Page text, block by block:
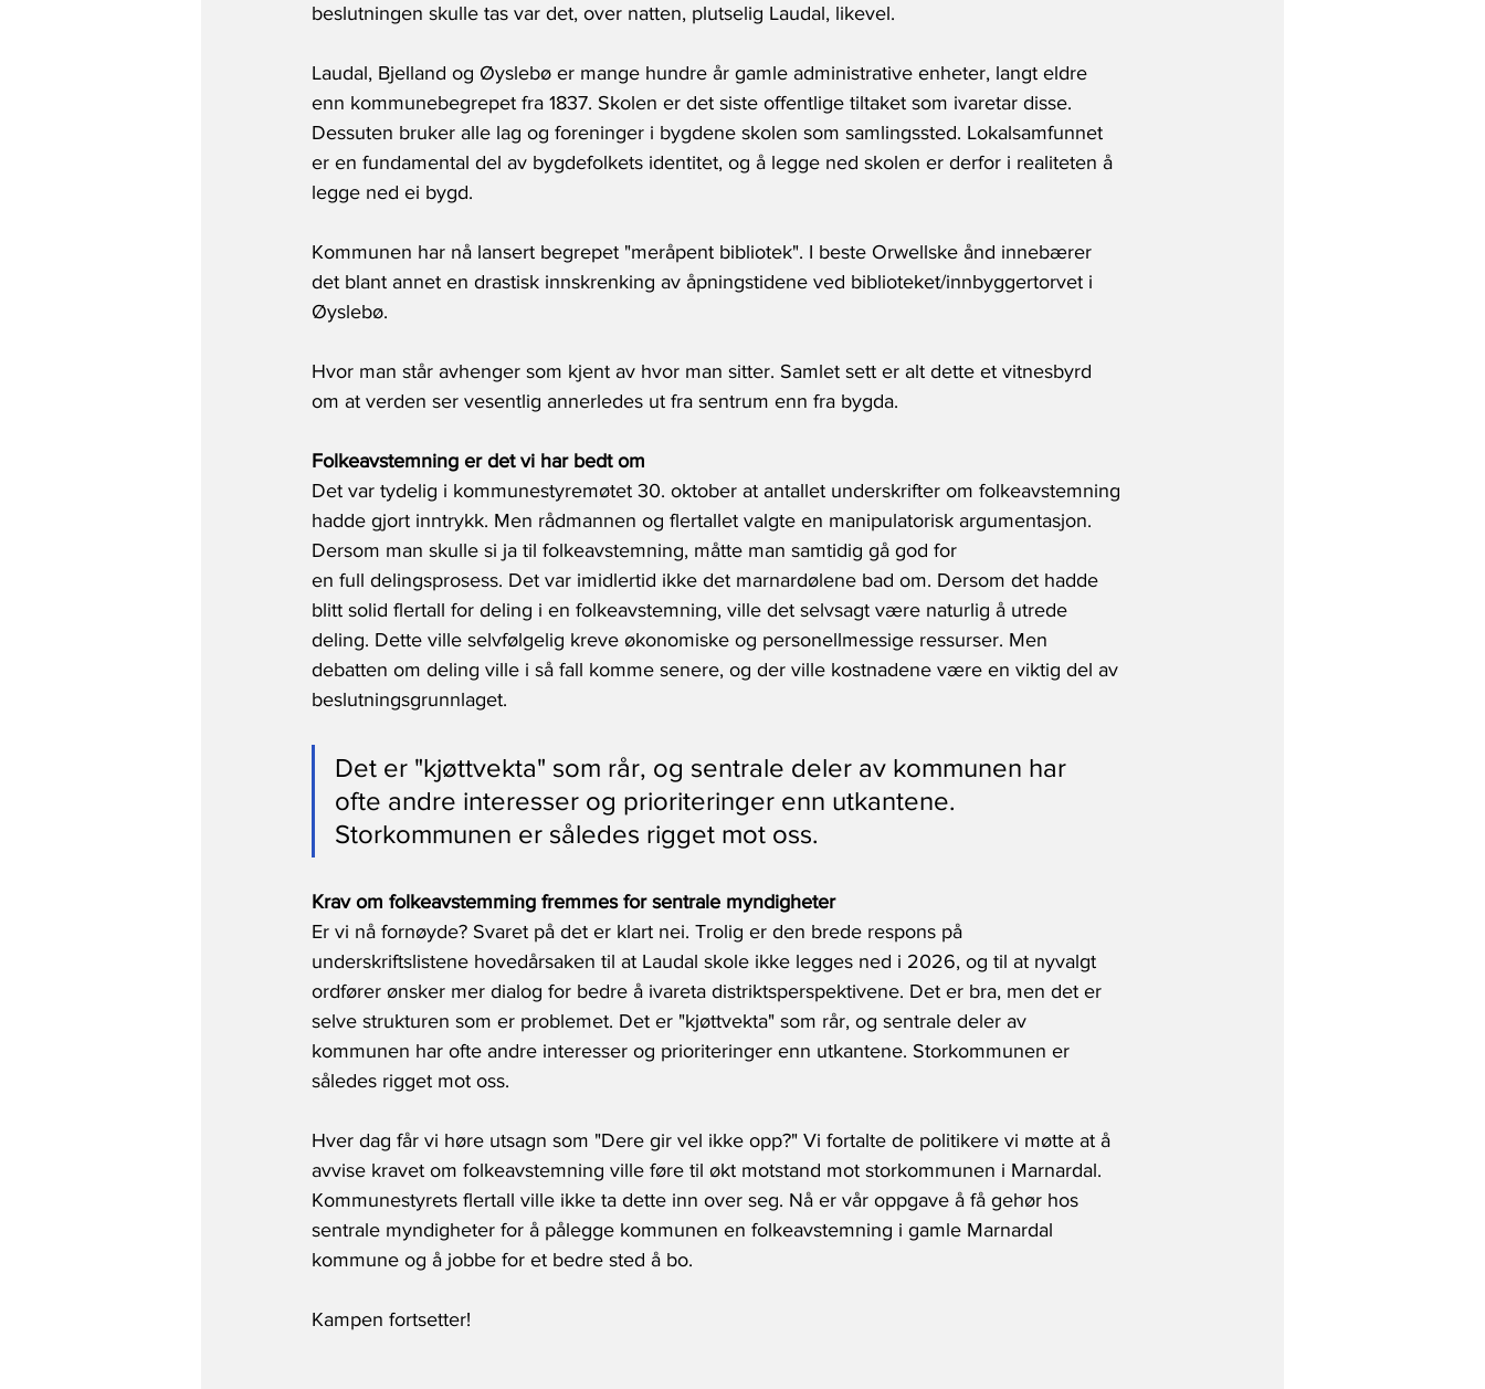
beslutningen skulle tas var det, over natten, plutselig Laudal, likevel.
Laudal, Bjelland og Øyslebø er mange hundre år gamle administrative enheter, langt eldre
enn kommunebegrepet fra 1837. Skolen er det siste offentlige tiltaket som ivaretar disse.
Dessuten bruker alle lag og foreninger i bygdene skolen som samlingssted. Lokalsamfunnet
er en fundamental del av bygdefolkets identitet, og å legge ned skolen er derfor i realiteten å
legge ned ei bygd.
Kommunen har nå lansert begrepet "meråpent bibliotek". I beste Orwellske ånd innebærer
det blant annet en drastisk innskrenking av åpningstidene ved biblioteket/innbyggertorvet i
Øyslebø.
Hvor man står avhenger som kjent av hvor man sitter. Samlet sett er alt dette et vitnesbyrd
om at verden ser vesentlig annerledes ut fra sentrum enn fra bygda.
Folkeavstemning er det vi har bedt om
Det var tydelig i kommunestyremøtet 30. oktober at antallet underskrifter om folkeavstemning
hadde gjort inntrykk. Men rådmannen og flertallet valgte en manipulatorisk argumentasjon.
Dersom man skulle si ja til folkeavstemning, måtte man samtidig gå god for
en full delingsprosess. Det var imidlertid ikke det marnardølene bad om. Dersom det hadde
blitt solid flertall for deling i en folkeavstemning, ville det selvsagt være naturlig å utrede
deling. Dette ville selvfølgelig kreve økonomiske og personellmessige ressurser. Men
debatten om deling ville i så fall komme senere, og der ville kostnadene være en viktig del av
beslutningsgrunnlaget.
Det er "kjøttvekta" som rår, og sentrale deler av kommunen har
ofte andre interesser og prioriteringer enn utkantene.
Storkommunen er således rigget mot oss.
Krav om folkeavstemming fremmes for sentrale myndigheter
Er vi nå fornøyde? Svaret på det er klart nei. Trolig er den brede respons på
underskriftslistene hovedårsaken til at Laudal skole ikke legges ned i 2026, og til at nyvalgt
ordfører ønsker mer dialog for bedre å ivareta distriktsperspektivene. Det er bra, men det er
selve strukturen som er problemet. Det er "kjøttvekta" som rår, og sentrale deler av
kommunen har ofte andre interesser og prioriteringer enn utkantene. Storkommunen er
således rigget mot oss.
Hver dag får vi høre utsagn som "Dere gir vel ikke opp?" Vi fortalte de politikere vi møtte at å
avvise kravet om folkeavstemning ville føre til økt motstand mot storkommunen i Marnardal.
Kommunestyrets flertall ville ikke ta dette inn over seg. Nå er vår oppgave å få gehør hos
sentrale myndigheter for å pålegge kommunen en folkeavstemning i gamle Marnardal
kommune og å jobbe for et bedre sted å bo.
Kampen fortsetter!